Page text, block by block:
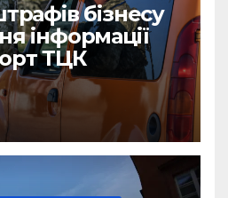
бізнесу
інформації
ТЦК